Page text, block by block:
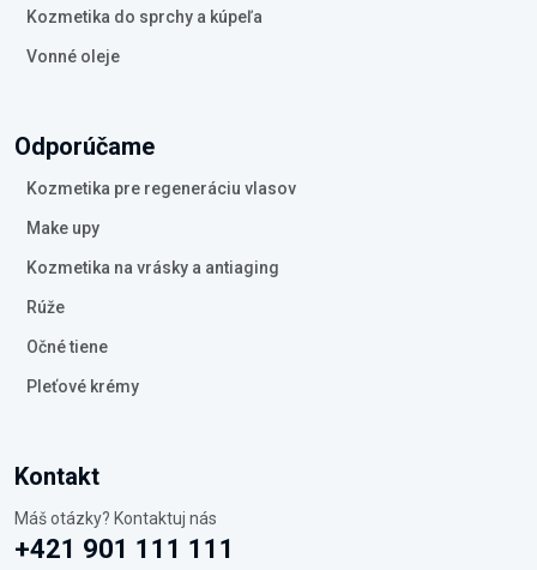
Kozmetika do sprchy a kúpeľa
Vonné oleje
Odporúčame
Kozmetika pre regeneráciu vlasov
Make upy
Kozmetika na vrásky a antiaging
Rúže
Očné tiene
Pleťové krémy
Kontakt
Máš otázky? Kontaktuj nás
+421 901 111 111